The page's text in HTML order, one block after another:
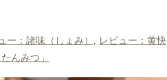
ー：諸味（しょみ） , レビュー：黄快
んみつ」